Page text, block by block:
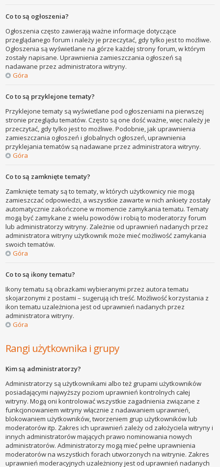
Co to są ogłoszenia?
Ogłoszenia często zawierają ważne informacje dotyczące
przeglądanego forum i należy je przeczytać, gdy tylko jest to możliwe.
Ogłoszenia są wyświetlane na górze każdej strony forum, w którym
zostały napisane. Uprawnienia zamieszczania ogłoszeń są
nadawane przez administratora witryny.
Góra
Co to są przyklejone tematy?
Przyklejone tematy są wyświetlane pod ogłoszeniami na pierwszej
stronie przeglądu tematów. Często są one dość ważne, więc należy je
przeczytać, gdy tylko jest to możliwe. Podobnie, jak uprawnienia
zamieszczania ogłoszeń i globalnych ogłoszeń, uprawnienia
przyklejania tematów są nadawane przez administratora witryny.
Góra
Co to są zamknięte tematy?
Zamknięte tematy są to tematy, w których użytkownicy nie mogą
zamieszczać odpowiedzi, a wszystkie zawarte w nich ankiety zostały
automatycznie zakończone w momencie zamykania tematu. Tematy
mogą być zamykane z wielu powodów i robią to moderatorzy forum
lub administratorzy witryny. Zależnie od uprawnień nadanych przez
administratora witryny użytkownik może mieć możliwość zamykania
swoich tematów.
Góra
Co to są ikony tematu?
Ikony tematu są obrazkami wybieranymi przez autora tematu
skojarzonymi z postami – sugerują ich treść. Możliwość korzystania z
ikon tematu uzależniona jest od uprawnień nadanych przez
administratora witryny.
Góra
Rangi użytkownika i grupy
Kim są administratorzy?
Administratorzy są użytkownikami albo też grupami użytkowników
posiadającymi najwyższy poziom uprawnień kontrolnych całej
witryny. Mogą oni kontrolować wszystkie zagadnienia związane z
funkcjonowaniem witryny włącznie z nadawaniem uprawnień,
blokowaniem użytkowników, tworzeniem grup użytkowników lub
moderatorów itp. Zakres ich uprawnień zależy od założyciela witryny i
innych administratorów mających prawo nominowania nowych
administratorów. Administratorzy mogą mieć pełne uprawnienia
moderatorów na wszystkich forach utworzonych na witrynie. Zakres
uprawnień moderacyjnych uzależniony jest od uprawnień nadanych